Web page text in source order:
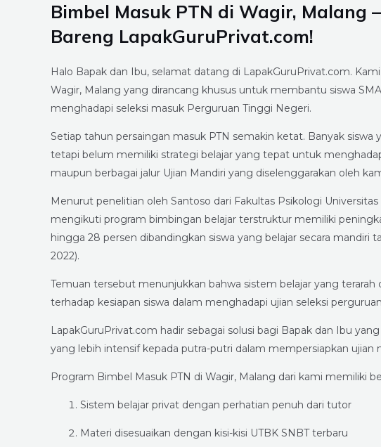
Bimbel Masuk PTN di Wagir, Malang
Bareng LapakGuruPrivat.com!
Halo Bapak dan Ibu, selamat datang di LapakGuruPrivat.com.
Wagir, Malang yang dirancang khusus untuk membantu siswa
menghadapi seleksi masuk Perguruan Tinggi Negeri.
Setiap tahun persaingan masuk PTN semakin ketat. Banyak
tetapi belum memiliki strategi belajar yang tepat untuk
maupun berbagai jalur Ujian Mandiri yang diselenggarakan oleh
Menurut penelitian oleh Santoso dari Fakultas Psikologi
mengikuti program bimbingan belajar terstruktur memiliki
hingga 28 persen dibandingkan siswa yang belajar secara mandiri
2022).
Temuan tersebut menunjukkan bahwa sistem belajar yang
terhadap kesiapan siswa dalam menghadapi ujian seleksi
LapakGuruPrivat.com hadir sebagai solusi bagi Bapak dan Ibu
yang lebih intensif kepada putra-putri dalam mempersiapkan ujian
Program Bimbel Masuk PTN di Wagir, Malang dari kami memiliki
Sistem belajar privat dengan perhatian penuh dari tutor
Materi disesuaikan dengan kisi-kisi UTBK SNBT terbaru